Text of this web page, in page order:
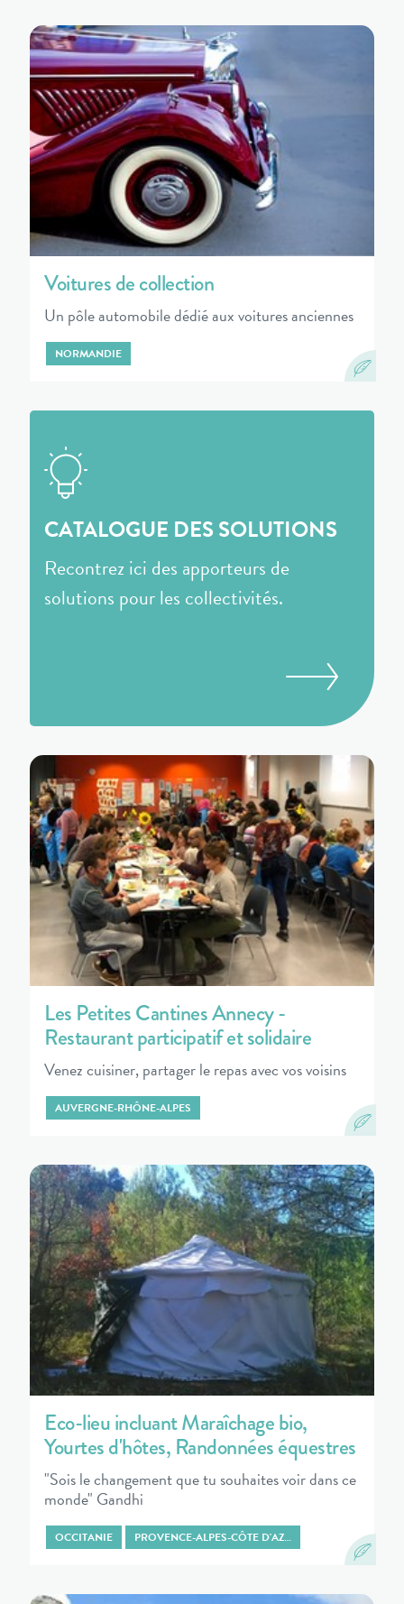
Voitures de collection
Un pôle automobile dédié aux voitures anciennes
NORMANDIE
CATALOGUE DES SOLUTIONS
Recontrez ici des apporteurs de
solutions pour les collectivités.
Les Petites Cantines Annecy -
Restaurant participatif et solidaire
Venez cuisiner, partager le repas avec vos voisins
AUVERGNE-RHÔNE-ALPES
Eco-lieu incluant Maraîchage bio,
Yourtes d'hôtes, Randonnées équestres
"Sois le changement que tu souhaites voir dans ce
monde" Gandhi
OCCITANIE PROVENCE-ALPES-CÔTE D'AZ…